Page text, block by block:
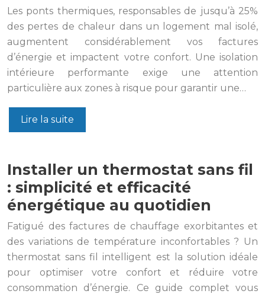
Les ponts thermiques, responsables de jusqu’à 25%
des pertes de chaleur dans un logement mal isolé,
augmentent considérablement vos factures
d’énergie et impactent votre confort. Une isolation
intérieure performante exige une attention
particulière aux zones à risque pour garantir une…
Lire la suite
Installer un thermostat sans fil
: simplicité et efficacité
énergétique au quotidien
Fatigué des factures de chauffage exorbitantes et
des variations de température inconfortables ? Un
thermostat sans fil intelligent est la solution idéale
pour optimiser votre confort et réduire votre
consommation d’énergie. Ce guide complet vous